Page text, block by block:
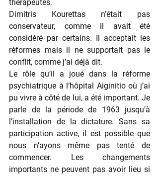
thérapeutes.
Dimitris Kourettas n’était pas
conservateur, comme il avait été
considéré par certains. Il acceptait les
réformes mais il ne supportait pas le
conflit, comme j’ai déjà dit.
Le rôle qu’il a joué dans la réforme
psychiatrique à l’hôpital Aiginitio où j’ai
pu vivre à côté de lui, a été important. Je
parle de la période de 1963 jusqu’à
l’installation de la dictature. Sans sa
participation active, il est possible que
nous n’ayons même pas tenté de
commencer. Les changements
importants ne peuvent pas avoir lieu si